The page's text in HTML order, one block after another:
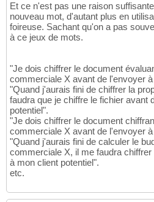
Et ce n'est pas une raison
nouveau mot, d'autant plus en
foireuse. Sachant qu'on a pas
à ce jeux de mots.
"Je dois chiffrer le document
commerciale X avant de l'envoyer
"Quand j'aurais fini de chiffrer la
faudra que je chiffre le fichier avant
potentiel".
"Je dois chiffrer le document
commerciale X avant de l'envoyer
"Quand j'aurais fini de calculer le
commerciale X, il me faudra
à mon client potentiel".
etc.